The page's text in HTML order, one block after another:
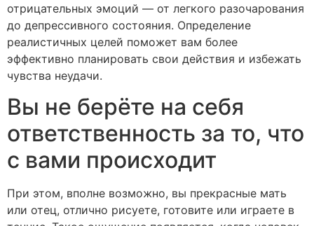
отрицательных эмоций — от легкого разочарования
до депрессивного состояния. Определение
реалистичных целей поможет вам более
эффективно планировать свои действия и избежать
чувства неудачи.
Вы не берёте на себя
ответственность за то, что
с вами происходит
При этом, вполне возможно, вы прекрасные мать
или отец, отлично рисуете, готовите или играете в